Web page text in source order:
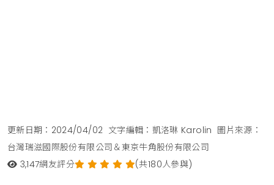
更新日期：2024/04/02 文字編輯：凱洛琳 Karolin 圖片來源：
台灣瑞滋國際股份有限公司＆東京牛角股份有限公司
3,147網友評分 (共180人參與)